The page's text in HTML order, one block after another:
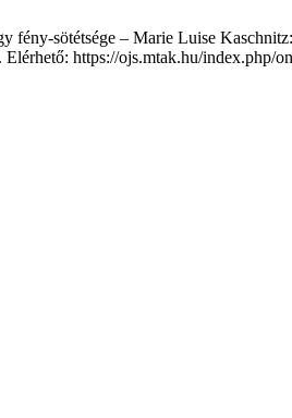
fény-sötétsége – Marie Luise
Elérhető: https://ojs.mtak.hu/index.php/